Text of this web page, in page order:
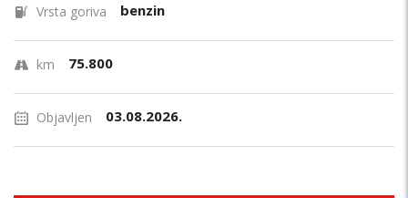
Vrsta goriva benzin
km 75.800
Objavljen 03.08.2026.